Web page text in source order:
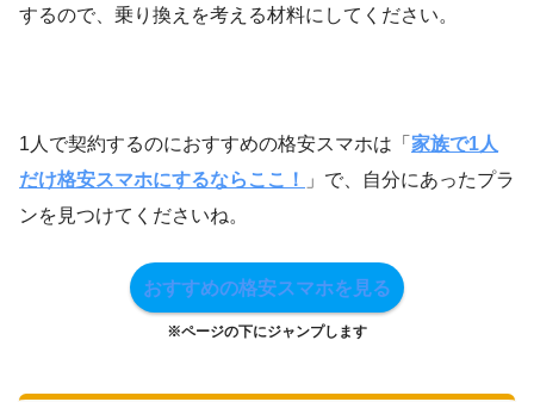
するので、乗り換えを考える材料にしてください。
1人で契約するのにおすすめの格安スマホは「 家族で1人
だけ格安スマホにするならここ！
」で、自分にあったプラ
ンを見つけてくださいね。
おすすめの格安スマホを見る
※ページの下にジャンプします